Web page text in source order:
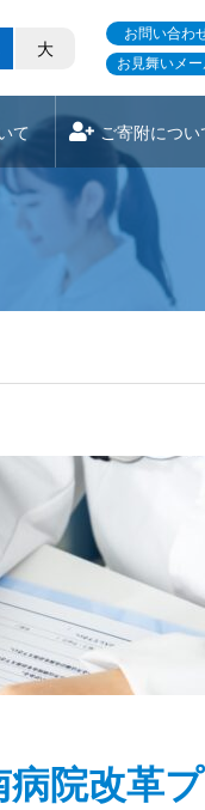
大
お問い合わ
お見舞いメー
て ご寄附につい
病院改革